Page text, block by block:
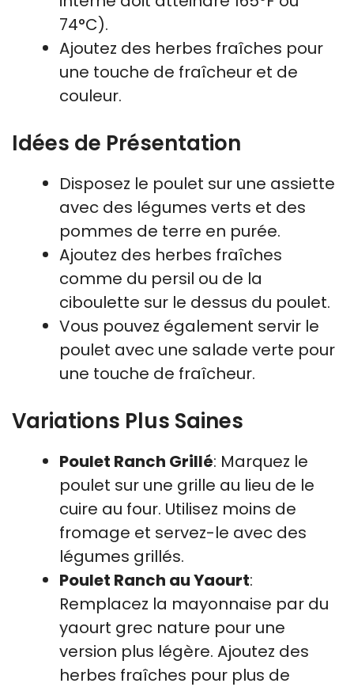
74°C).
Ajoutez des herbes fraîches pour
une touche de fraîcheur et de
couleur.
Idées de Présentation
Disposez le poulet sur une assiette
avec des légumes verts et des
pommes de terre en purée.
Ajoutez des herbes fraîches
comme du persil ou de la
ciboulette sur le dessus du poulet.
Vous pouvez également servir le
poulet avec une salade verte pour
une touche de fraîcheur.
Variations Plus Saines
Poulet Ranch Grillé: Marquez le
poulet sur une grille au lieu de le
cuire au four. Utilisez moins de
fromage et servez-le avec des
légumes grillés.
Poulet Ranch au Yaourt:
Remplacez la mayonnaise par du
yaourt grec nature pour une
version plus légère. Ajoutez des
herbes fraîches pour plus de